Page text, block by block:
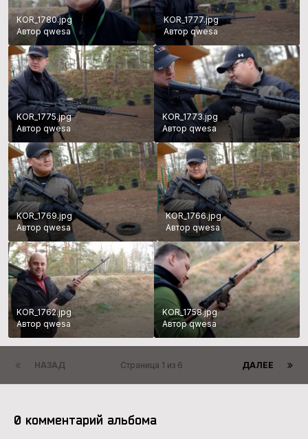
KOR_1780.jpg
Автор qwesa
KOR_1777.jpg
Автор qwesa
KOR_1775.jpg
Автор qwesa
KOR_1773.jpg
Автор qwesa
KOR_1769.jpg
Автор qwesa
KOR_1766.jpg
Автор qwesa
KOR_1762.jpg
Автор qwesa
KOR_1758.jpg
Автор qwesa
НАЗАД ДАЛЕЕ
Страница 1 из 6
0 комментарий альбома